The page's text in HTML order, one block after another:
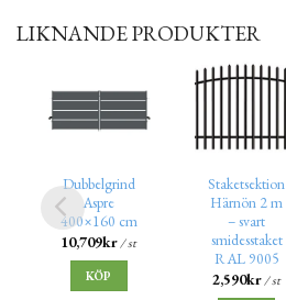
LIKNANDE PRODUKTER
Dubbelgrind
Aspre
400×160 cm
10,709kr / st
KÖP
Staketsektion
Härnön 2 m
– svart
smidesstaket
RAL 9005
2,590kr / st